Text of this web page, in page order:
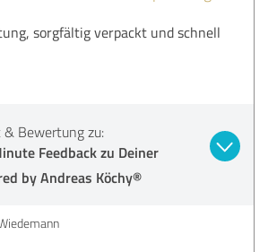
sorgfältig verpackt und schnell
Bewertung zu:
Feedback zu Deiner
by Andreas Köchy®